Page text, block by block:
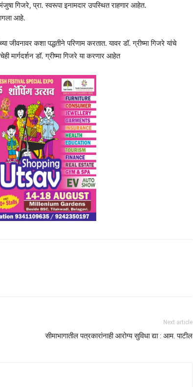
गिजरे, प्रा. स्वरूपा इनामदार उपस्थित राहणार आहेत.
आहे.
जीवनावर कशा पद्धतीने परिणाम करतात. यावर डॉ. ग्रीष्मा गिजरे यांचे
मार्गदर्शन डॉ. ग्रीष्मा गिजरे या करणार आहेत
Next article
सीमाभागातील पत्रकारांनाही आरोग्य सुविधा द्या : आम. पाटील